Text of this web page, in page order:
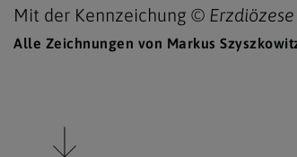
Mit der Kennzeichung ©
Alle Zeichnungen von Markus